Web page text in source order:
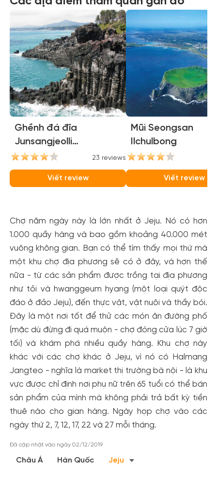
Ghềnh đá đĩa
Junsangjeolli
(Jusangjeolli Cliffs)23 reviews
Viết review
Mũi Seongsan
Ilchulbong
Viết review
Chợ năm ngày này là lớn nhất ở Jeju. Nó có hơn
1.000 quầy hàng và bao gồm khoảng 40.000 mét
vuông không gian. Bạn có thể tìm thấy mọi thứ mà
một khu chợ địa phương sẽ có ở đây, và hơn thế
nữa - từ các sản phẩm được trồng tại địa phương
như tỏi và hwanggeum hyang (một loại quýt độc
đáo ở đảo Jeju), đến thực vật, vật nuôi và thầy bói.
Đây là một nơi tốt để thử các món ăn đường phố
(mặc dù đừng đi quá muộn - chợ đóng cửa lúc 7 giờ
tối) và khám phá nhiều quầy hàng. Khu chợ này
khác với các chợ khác ở Jeju, vì nó có Halmang
Jangteo - nghĩa là market thị trường bà nội - là khu
vực được chỉ định nơi phụ nữ trên 65 tuổi có thể bán
sản phẩm của mình mà không phải trả bất kỳ tiền
thuê nào cho gian hàng. Ngày họp chợ vào các
ngày thứ 2, 7, 12, 17, 22 và 27 mỗi tháng.
Đã cập nhật vào ngày 02/12/2019
Châu Á Hàn Quốc Jeju
Tạo tài khoản nhanh - nhận nhiều ưu
đãi!
Tạo tài khoản để có thểnhận ngay các ưu đãi
cho cộng đồng.
Đăng ký